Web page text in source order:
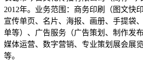
2012年。业务范围：商务印刷（图文快
宣传单页、名片、海报、画册、手提袋
单等）、广告服务（广告策划、制作发
媒体运营、数字营销、专业策划展会展
等。